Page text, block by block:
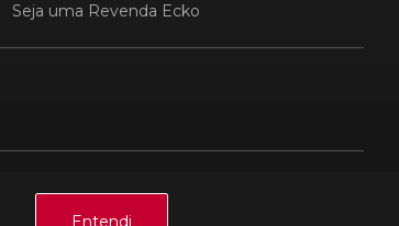
Entendi
Seja uma Revenda Ecko